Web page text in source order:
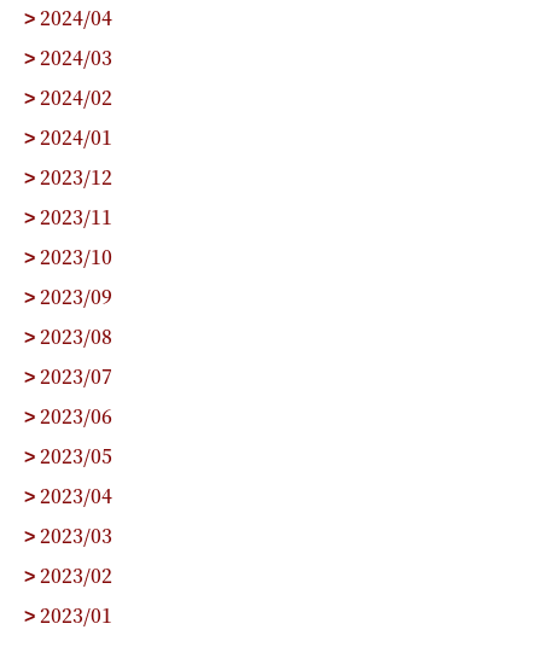
> 2024/04
> 2024/03
> 2024/02
> 2024/01
> 2023/12
> 2023/11
> 2023/10
> 2023/09
> 2023/08
> 2023/07
> 2023/06
> 2023/05
> 2023/04
> 2023/03
> 2023/02
> 2023/01